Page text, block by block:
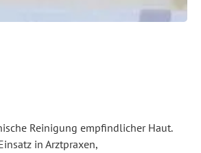
Reinigung empfindlicher Haut.
in Arztpraxen,